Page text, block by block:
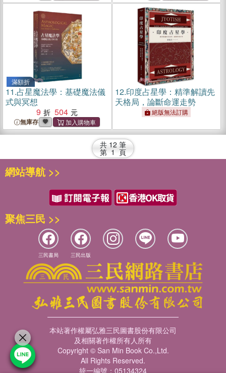
滿額折
11.占星魔法學：基礎魔法儀
式與冥想
9
504
無庫存
12.印度占星學：精準解讀先
天格局，論斷命運走勢
絕版無法訂購
共 12 筆
第 1 頁
網站導航 >>
聚焦三民 >>
三民書局 三民出版
本站著作權屬弘雅三民圖書股份有限公司
及相關著作權所有人所有
Copyright © San Min Book Co.,Ltd.
All Rights Reserved.
統一編號：05134324